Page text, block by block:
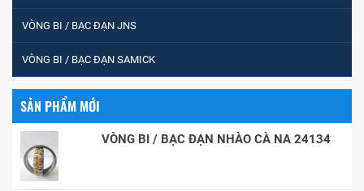
VÒNG BI / BẠC ĐẠN JNS
VÒNG BI / BẠC ĐẠN SAMICK
SẢN PHẨM MỚI
VÒNG BI / BẠC ĐẠN NHÀO CÀ NA 24134